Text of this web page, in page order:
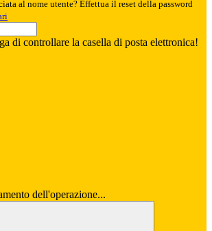
al nome utente? Effettua il reset della password
di controllare la casella di posta elettronica!
dell'operazione...